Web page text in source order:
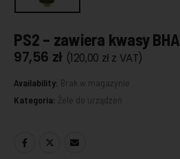
PS2 – zawiera kwasy BHA
97,56 zł (120,00 złz VAT)
Availability: Brak w magazynie
Kategoria: Żele do urządzeń